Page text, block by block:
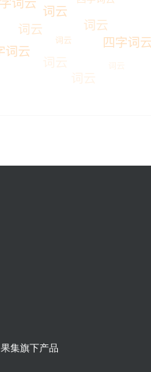
果集旗下产品